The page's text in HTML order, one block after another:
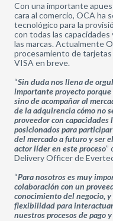
Con una importante
cara al comercio, OCA ha
tecnológico para la
con todas las
las marcas. Actualmente
procesamiento de
VISA en breve.
“Sin duda nos llena de
importante proyecto
sino de acompañar al
de la adquirencia cómo no
proveedor con capacidades
posicionados para
del mercado a futuro y ser
actor líder en este proceso”
Delivery Officer de
“Para nosotros es muy
colaboración con un
conocimiento del negocio,
flexibilidad para
nuestros procesos de pago